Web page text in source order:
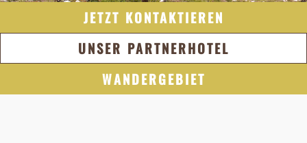
JETZT KONTAKTIEREN
UNSER PARTNERHOTEL
WANDERGEBIET